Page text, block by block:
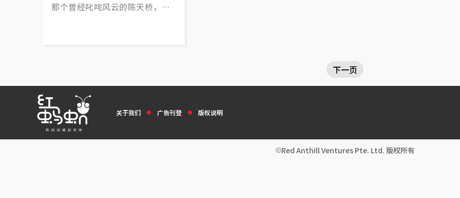
那个曾经叱咤风云的陈天桥，你
下一页
关于我们 广告刊登 版权说明
Red Anthill Ventures Pte. Ltd. 版权所有